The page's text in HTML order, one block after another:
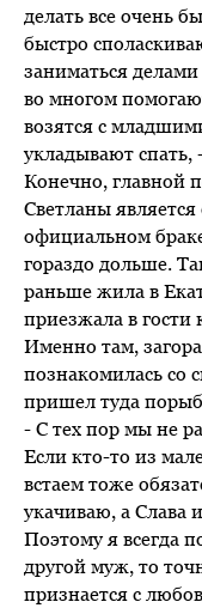
делать все очень
быстро
заниматься
во многом
возятся с
укладывают спать,
Конечно, главной
Светланы является
официальном
гораздо дольше.
раньше жила в
приезжала в гости
Именно там,
познакомилась со
пришел туда
- С тех пор мы не
Если кто-то из
встаем тоже
укачиваю, а Слава
Поэтому я всегда
другой муж, то
признается с